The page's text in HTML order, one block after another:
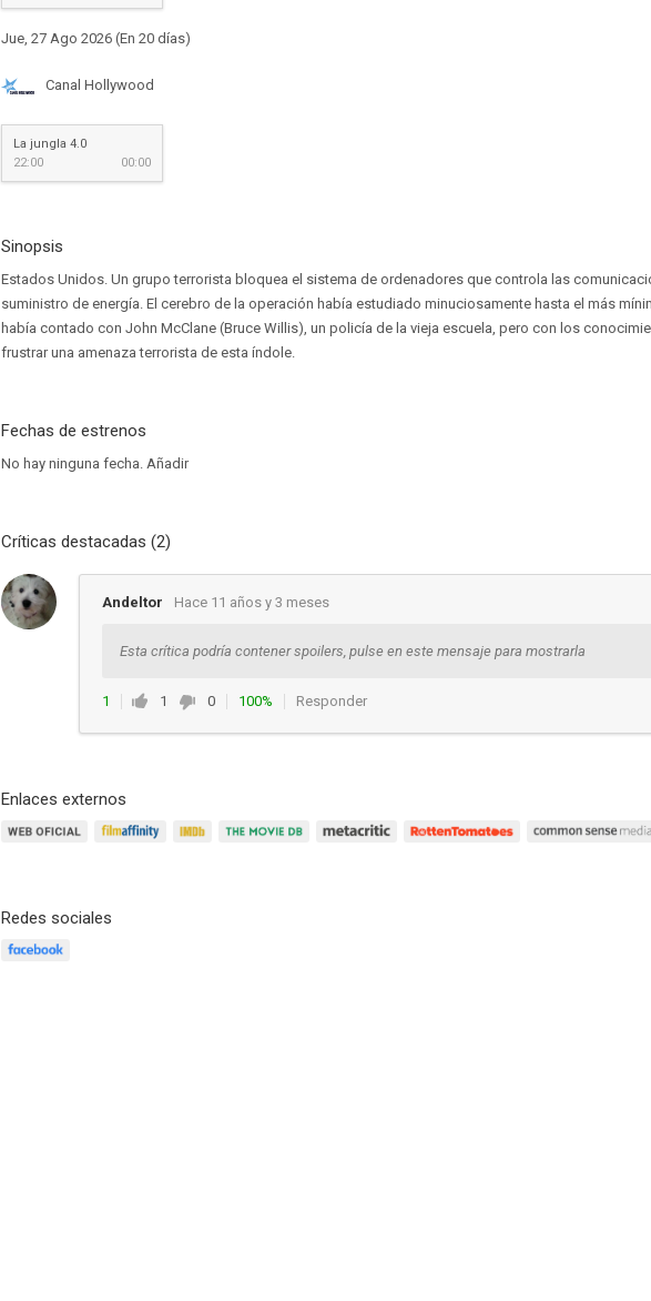
Jue, 27 Ago 2026 (En 20 días)
Canal Hollywood
La jungla 4.0
22:00
00:00
Sinopsis
Estados Unidos. Un grupo terrorista bloquea el sistema de ordenadores que controla las
suministro de energía. El cerebro de la operación había estudiado minuciosamente hasta el más
había contado con John McClane (Bruce Willis), un policía de la vieja escuela, pero con los
frustrar una amenaza terrorista de esta índole.
Fechas de estrenos
No hay ninguna fecha. Añadir
Críticas destacadas (2)
Andeltor Hace 11 años y 3 meses
Esta crítica podría contener spoilers, pulse en este mensaje para mostrarla
1 1 0 100% Responder
Enlaces externos
Redes sociales